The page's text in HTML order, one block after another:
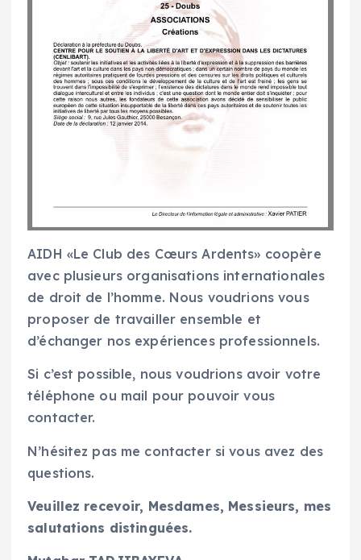
AIDH «Le Club des Cœurs Ardents» coopère
avec plusieurs organisations internationales
de droit de l’homme. Nous voudrions vous
proposer de travailler ensemble et
d’échanger nos expériences professionnels.
Si c’est possible, nous voudrions avoir votre
téléphone ou mail pour pouvoir vous
contacter.
N’hésitez pas me contacter si vous avez des
questions.
Veuillez recevoir, Mesdames, Messieurs, mes
salutations distinguées.